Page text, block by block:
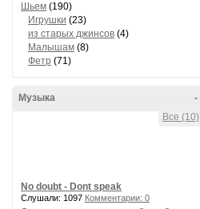
Шьем (190)
Игрушки (23)
из старых джинсов (4)
Малышам (8)
Фетр (71)
-
Музыка
Все (10)
No doubt - Dont speak
Слушали: 1097 Комментарии: 0